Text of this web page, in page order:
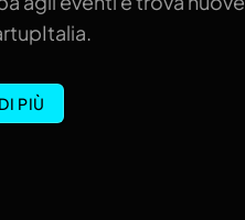
PIÙ